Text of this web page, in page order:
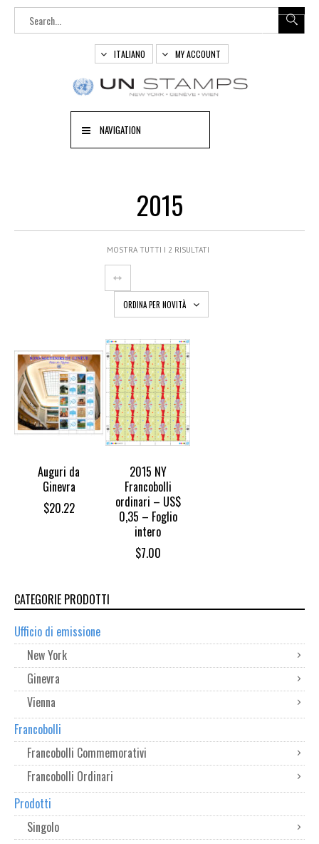
ITALIANO MY ACCOUNT
NAVIGATION
2015
MOSTRA TUTTI I 2 RISULTATI
ORDINA PER NOVITÀ
Auguri da
Ginevra
$20.22
2015 NY
Francobolli
ordinari – US$
0,35 – Foglio
intero
$7.00
CATEGORIE PRODOTTI
Ufficio di emissione
New York
Ginevra
Vienna
Francobolli
Francobolli Commemorativi
Francobolli Ordinari
Prodotti
Singolo